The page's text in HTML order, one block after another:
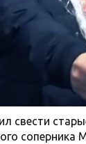
свести